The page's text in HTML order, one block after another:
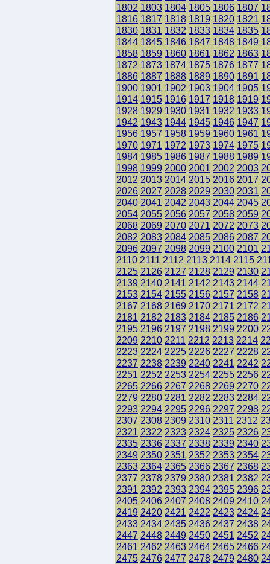
1802 1803 1804 1805 1806 1807
1816 1817 1818 1819 1820 1821
1830 1831 1832 1833 1834 1835
1844 1845 1846 1847 1848 1849
1858 1859 1860 1861 1862 1863
1872 1873 1874 1875 1876 1877
1886 1887 1888 1889 1890 1891
1900 1901 1902 1903 1904 1905
1914 1915 1916 1917 1918 1919
1928 1929 1930 1931 1932 1933
1942 1943 1944 1945 1946 1947
1956 1957 1958 1959 1960 1961
1970 1971 1972 1973 1974 1975
1984 1985 1986 1987 1988 1989
1998 1999 2000 2001 2002 2003
2012 2013 2014 2015 2016 2017
2026 2027 2028 2029 2030 2031
2040 2041 2042 2043 2044 2045
2054 2055 2056 2057 2058 2059
2068 2069 2070 2071 2072 2073
2082 2083 2084 2085 2086 2087
2096 2097 2098 2099 2100 2101
2110 2111 2112 2113 2114 2115
2125 2126 2127 2128 2129 2130
2139 2140 2141 2142 2143 2144
2153 2154 2155 2156 2157 2158
2167 2168 2169 2170 2171 2172
2181 2182 2183 2184 2185 2186
2195 2196 2197 2198 2199 2200
2209 2210 2211 2212 2213 2214
2223 2224 2225 2226 2227 2228
2237 2238 2239 2240 2241 2242
2251 2252 2253 2254 2255 2256
2265 2266 2267 2268 2269 2270
2279 2280 2281 2282 2283 2284
2293 2294 2295 2296 2297 2298
2307 2308 2309 2310 2311 2312
2321 2322 2323 2324 2325 2326
2335 2336 2337 2338 2339 2340
2349 2350 2351 2352 2353 2354
2363 2364 2365 2366 2367 2368
2377 2378 2379 2380 2381 2382
2391 2392 2393 2394 2395 2396
2405 2406 2407 2408 2409 2410
2419 2420 2421 2422 2423 2424
2433 2434 2435 2436 2437 2438
2447 2448 2449 2450 2451 2452
2461 2462 2463 2464 2465 2466
2475 2476 2477 2478 2479 2480